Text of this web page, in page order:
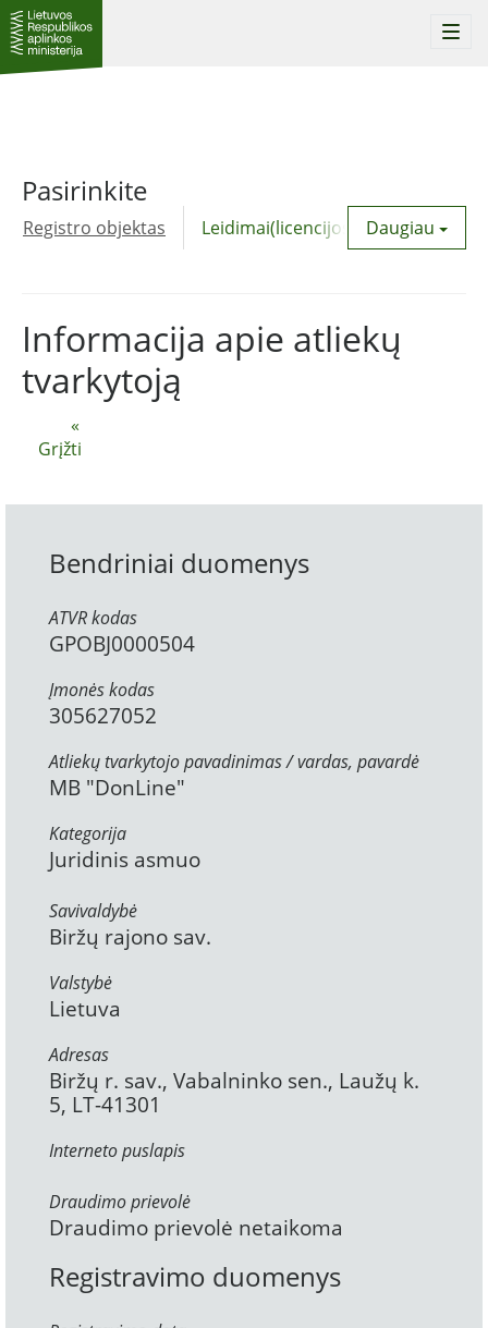
Pasirinkite
Registro objektas Leidimai(licencijos) Daugiau
«
Grįžti
Informacija apie atliekų
tvarkytoją
Bendriniai duomenys
ATVR kodas
GPOBJ0000504
Įmonės kodas
305627052
Atliekų tvarkytojo pavadinimas / vardas, pavardė
MB "DonLine"
Kategorija
Juridinis asmuo
Savivaldybė
Biržų rajono sav.
Valstybė
Lietuva
Adresas
Biržų r. sav., Vabalninko sen., Laužų k.
5, LT-41301
Interneto puslapis
Draudimo prievolė
Draudimo prievolė netaikoma
Registravimo duomenys